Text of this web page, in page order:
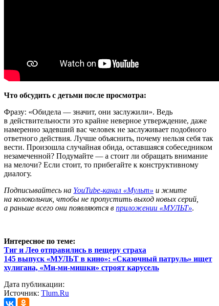
Что обсудить с детьми после просмотра:
Фразу: «Обидела — значит, они заслужили». Ведь
в действительности это крайне неверное утверждение, даже
намеренно задевший вас человек не заслуживает подобного
ответного действия. Лучше объяснить, почему нельзя себя так
вести. Произошла случайная обида, оставшаяся собеседником
незамеченной? Подумайте — а стоит ли обращать внимание
на мелочи? Если стоит, то прибегайте к конструктивному
диалогу.
Подписывайтесь на YouTube-канал «Мульт» и жмите
на колокольчик, чтобы не пропустить выход новых серий,
а раньше всего они появляются в приложении «МУЛЬТ».
Интересное по теме:
Тиг и Лео отправились в пещеру страха
145 выпуск «МУЛЬТ в кино»: «Сказочный патруль» ищет
хулигана, «Ми-ми-мишки» строят карусель
Дата публикации:
Источник: Tlum.Ru